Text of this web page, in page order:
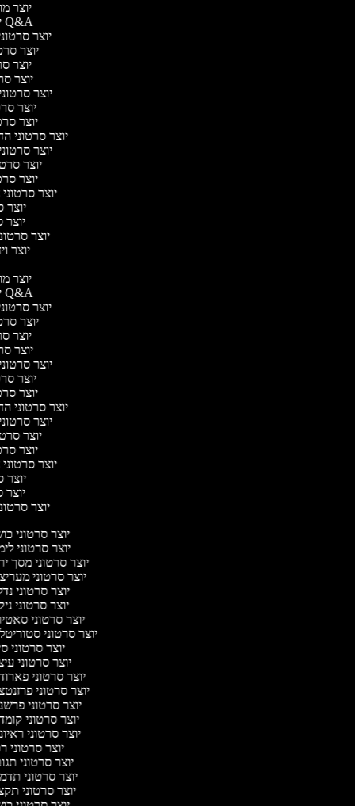
יוצר
יוצר סרטוני Q&A
יוצר
יוצר
יוצר
יוצר
יוצר
יוצר
יוצר
יוצר סרטוני
יוצר
יוצר
יוצר
יוצר
יוצר
יוצר
יוצר
יוצר
יוצר
יוצר סרטוני Q&A
יוצר
יוצר
יוצר
יוצר
יוצר
יוצר
יוצר
יוצר סרטוני
יוצר
יוצר
יוצר
יוצר
יוצר
יוצר
יוצר
יוצר סרטוני
יוצר סרטוני
יוצר סרטוני מסך
יוצר סרטוני
יוצר סרטוני
יוצר סרטוני
יוצר סרטוני
יוצר סרטוני
יוצר סרטוני
יוצר סרטוני
יוצר סרטוני
יוצר סרטוני
יוצר סרטוני
יוצר סרטוני
יוצר סרטוני
יוצר סרטוני
יוצר סרטוני
יוצר סרטוני
יוצר סרטוני